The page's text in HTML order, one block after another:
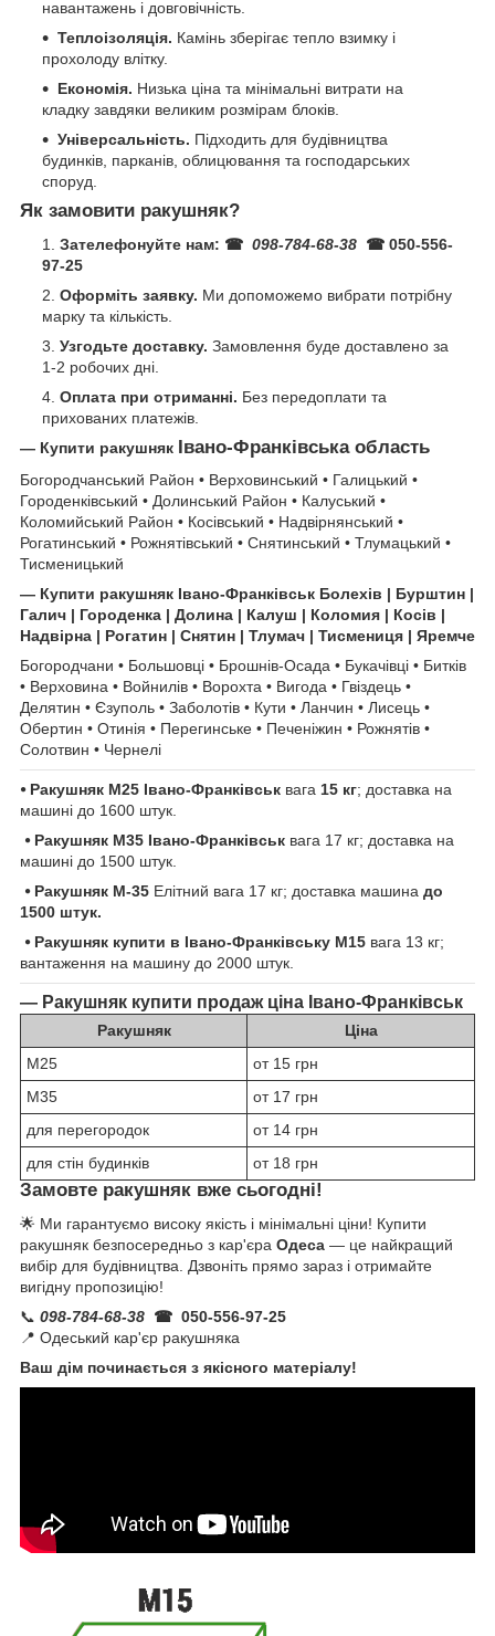
навантажень і довговічність.
Теплоізоляція. Камінь зберігає тепло взимку і
прохолоду влітку.
Економія. Низька ціна та мінімальні витрати на
кладку завдяки великим розмірам блоків.
Універсальність. Підходить для будівництва
будинків, парканів, облицювання та господарських
споруд.
Як замовити ракушняк?
Зателефонуйте нам: ☎ 098-784-68-38 ☎ 050-556-
97-25
Оформіть заявку. Ми допоможемо вибрати потрібну
марку та кількість.
Узгодьте доставку. Замовлення буде доставлено за
1-2 робочих дні.
Оплата при отриманні. Без передоплати та
прихованих платежів.
— Купити ракушняк Івано-Франківська область
Богородчанський Район • Верховинський • Галицький •
Городенківський • Долинський Район • Калуський •
Коломийський Район • Косівський • Надвірнянський •
Рогатинський • Рожнятівський • Снятинський • Тлумацький •
Тисменицький
— Купити ракушняк Івано-Франківськ Болехів | Бурштин |
Галич | Городенка | Долина | Калуш | Коломия | Косів |
Надвірна | Рогатин | Снятин | Тлумач | Тисмениця | Яремче
Богородчани • Большовці • Брошнів-Осада • Букачівці • Битків
• Верховина • Войнилів • Ворохта • Вигода • Гвіздець •
Делятин • Єзуполь • Заболотів • Кути • Ланчин • Лисець •
Обертин • Отинія • Перегинське • Печеніжин • Рожнятів •
Солотвин • Чернелі
⦁ Ракушняк М25 Івано-Франківськ вага 15 кг; доставка на
машині до 1600 штук.
⦁ Ракушняк М35 Івано-Франківськ вага 17 кг; доставка на
машині до 1500 штук.
⦁ Ракушняк М-35 Елітний вага 17 кг; доставка машина до
1500 штук.
⦁ Ракушняк купити в Івано-Франківську М15 вага 13 кг;
вантаження на машину до 2000 штук.
— Ракушняк купити продаж ціна Івано-Франківськ
Ракушняк
Ціна
М25
от 15 грн
М35
от 17 грн
для перегородок
от 14 грн
для стін будинків
от 18 грн
Замовте ракушняк вже сьогодні!
🌟 Ми гарантуємо високу якість і мінімальні ціни! Купити
ракушняк безпосередньо з кар'єра Одеса — це найкращий
вибір для будівництва. Дзвоніть прямо зараз і отримайте
вигідну пропозицію!
📞 098-784-68-38 ☎ 050-556-97-25
📍 Одеський кар'єр ракушняка
Ваш дім починається з якісного матеріалу!